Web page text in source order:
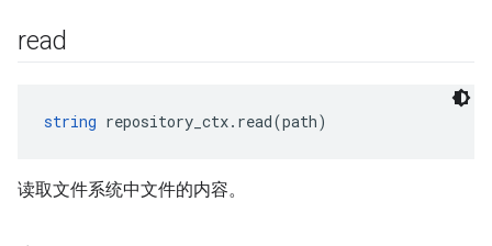
read
string repository_ctx.read(path)
读取文件系统中文件的内容。